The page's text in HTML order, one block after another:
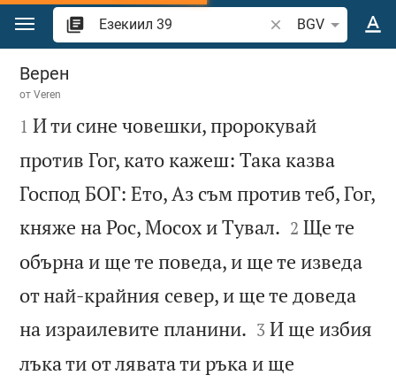
Преминете към съдържанието
Търсете стих или
BGV
Езекиил 39
Верен
отVeren

1 И ти сине човешки, пророкувай
против Гог, като кажеш: Така казва
Господ БОГ: Ето, Аз съм против теб, Гог,
княже на Рос, Мосох и Тувал. 

2 Ще те
обърна и ще те поведа, и ще те изведа
от най-крайния север, и ще те доведа
на израилевите планини. 

3 И ще избия
лъка ти от лявата ти ръка и ще